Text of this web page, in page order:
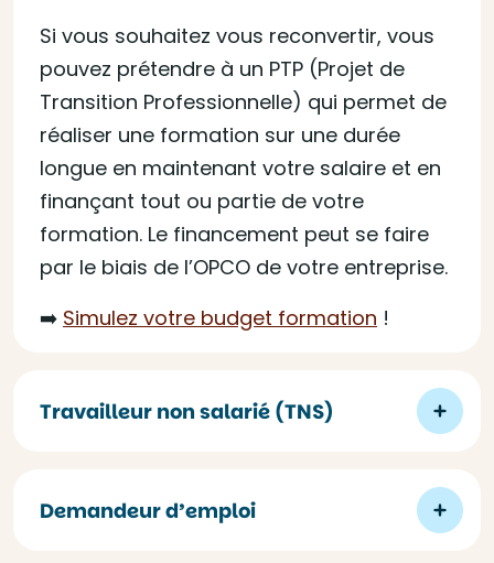
Si vous souhaitez vous reconvertir, vous
pouvez prétendre à un PTP (Projet de
Transition Professionnelle) qui permet de
réaliser une formation sur une durée
longue en maintenant votre salaire et en
finançant tout ou partie de votre
formation. Le financement peut se faire
par le biais de l’OPCO de votre entreprise.
➡️ Simulez votre budget formation !
Travailleur non salarié (TNS)
Demandeur d’emploi